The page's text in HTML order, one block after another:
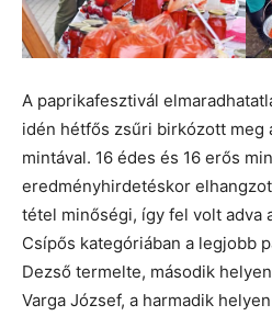
A paprikafesztivál
idén hétfős zsűri birkózott meg
mintával. 16 édes és 16 erős
eredményhirdetéskor
tétel minőségi, így fel volt adva
Csípős kategóriában a legjobb
Dezső termelte, második
Varga József, a harmadik